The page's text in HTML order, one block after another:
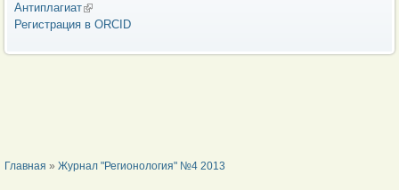
Антиплагиат(внешняя ссылка)
Регистрация в ORCID
ВЫ ЗДЕСЬ
Главная » Журнал "Регионология" №4 2013